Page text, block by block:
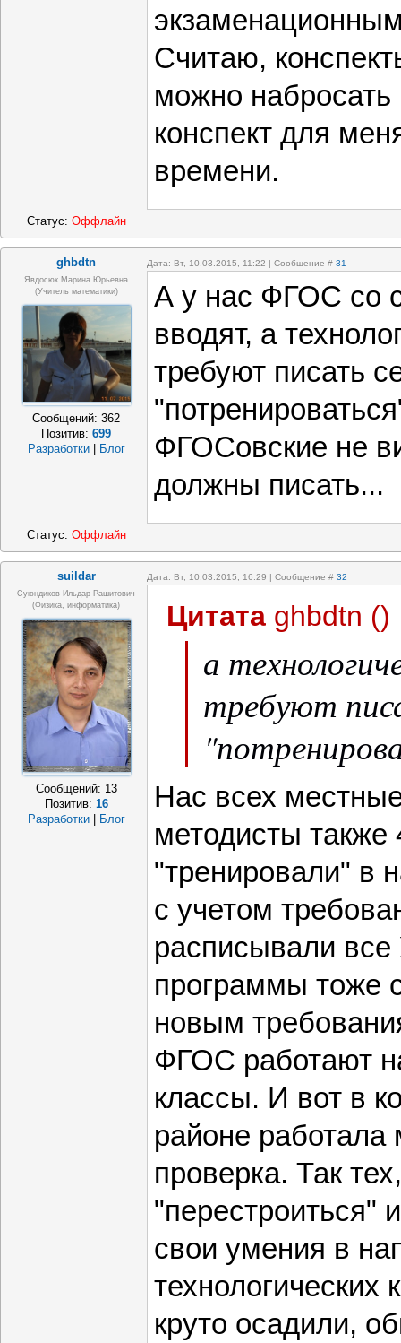
Считаю,
можно
конспект для
времени.
Статус: Оффлайн
ghbdtn Дата: Вт, 10.03.2015, 11:22 | Сообщение # 31
Явдосюк Марина Юрьевна
(учитель математики)
Сообщений:362
Позитив:699
Разработки
Блог
А у нас ФГОС со
вводят, а
требуют писать
ФГОСовские не
должны писать...
Статус: Оффлайн
suildar Дата: Вт, 10.03.2015, 16:29 | Сообщение # 32
Суюндиков Ильдар Рашитович
(физика, информатика)
Сообщений: 13
Позитив: 16
Разработки
Блог
Цитата ghbdtn ()
а
требуют
Нас всех
методисты также
"тренировали" в
с учетом
расписывали
программы тоже
новым
ФГОС работают
классы. И вот в
районе работала
проверка. Так
"перестроиться"
свои умения в
технологических
круто осадили,